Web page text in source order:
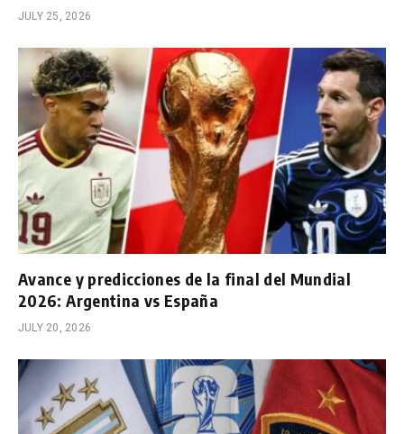
JULY 25, 2026
Avance y predicciones de la final del Mundial
2026: Argentina vs España
JULY 20, 2026